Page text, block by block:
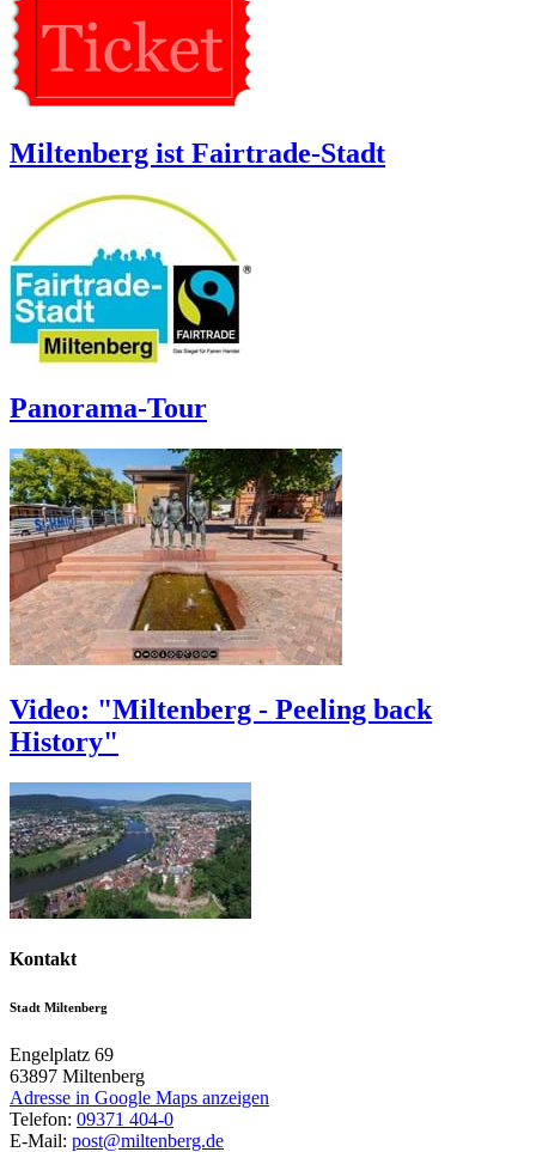
Miltenberg ist Fairtrade-Stadt
Panorama-Tour
Video: "Miltenberg - Peeling back
History"
Kontakt
Stadt Miltenberg
Engelplatz 69
63897 Miltenberg
Adresse in Google Maps anzeigen
Telefon: 09371 404-0
E-Mail: post@miltenberg.de